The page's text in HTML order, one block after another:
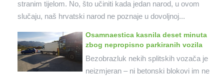
stranim tijelom. No, što učiniti kada jedan narod, u ovom
slučaju, naš hrvatski narod ne poznaje u dovoljnoj...
Osamnaestica kasnila deset minuta
zbog nepropisno parkiranih vozila
Bezobrazluk nekih splitskih vozača je
neizmjeran – ni betonski blokovi im ne